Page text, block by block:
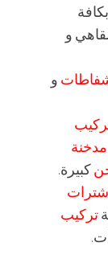
و
و
كبيرة.
تركيب